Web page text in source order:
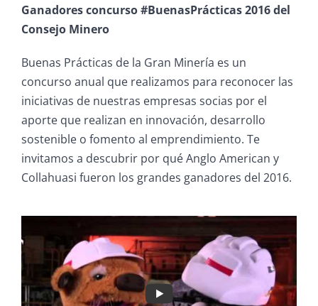
Ganadores concurso #BuenasPrácticas 2016 del
Consejo Minero
Buenas Prácticas de la Gran Minería es un
concurso anual que realizamos para reconocer las
iniciativas de nuestras empresas socias por el
aporte que realizan en innovación, desarrollo
sostenible o fomento al emprendimiento. Te
invitamos a descubrir por qué Anglo American y
Collahuasi fueron los grandes ganadores del 2016.